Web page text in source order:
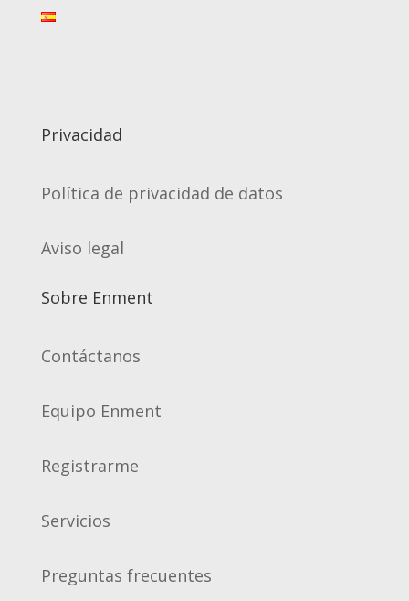
Privacidad
Política de privacidad de datos
Aviso legal
Sobre Enment
Contáctanos
Equipo Enment
Registrarme
Servicios
Preguntas frecuentes